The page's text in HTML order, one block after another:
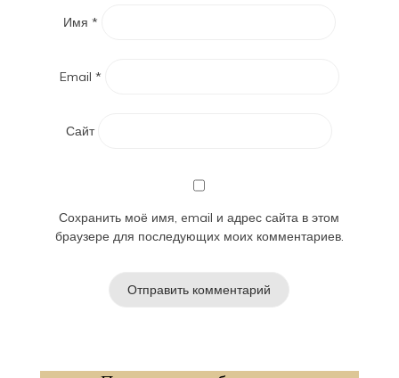
Имя *
Email *
Сайт
Сохранить моё имя, email и адрес сайта в этом
браузере для последующих моих комментариев.